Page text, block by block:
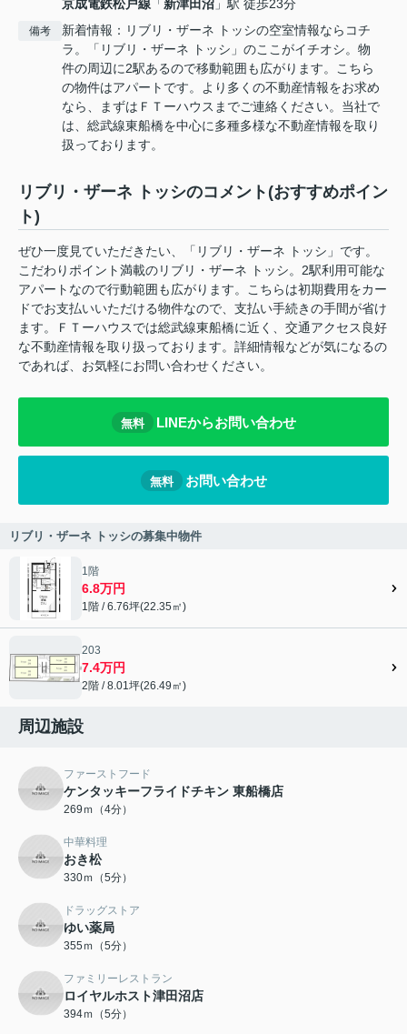
京成電鉄松戸線 「新津田沼 」駅 徒歩23分
備考
新着情報：リブリ・ザーネ トッシの空室情報ならコチ
ラ。「リブリ・ザーネ トッシ」のここがイチオシ。物
件の周辺に2駅あるので移動範囲も広がります。こちら
の物件はアパートです。より多くの不動産情報をお求め
なら、まずはＦＴーハウスまでご連絡ください。当社で
は、総武線東船橋を中心に多種多様な不動産情報を取り
扱っております。
リブリ・ザーネ トッシのコメント(おすすめポイン
ト)
ぜひ一度見ていただきたい、「リブリ・ザーネ トッシ」です。
こだわりポイント満載のリブリ・ザーネ トッシ。2駅利用可能な
アパートなので行動範囲も広がります。こちらは初期費用をカー
ドでお支払いいただける物件なので、支払い手続きの手間が省け
ます。ＦＴーハウスでは総武線東船橋に近く、交通アクセス良好
な不動産情報を取り扱っております。詳細情報などが気になるの
であれば、お気軽にお問い合わせください。
無料 LINEからお問い合わせ
無料 お問い合わせ
リブリ・ザーネ トッシの募集中物件
1階
6.8万円
1階 / 6.76坪(22.35㎡)
203
7.4万円
2階 / 8.01坪(26.49㎡)
周辺施設
ファーストフード
ケンタッキーフライドチキン 東船橋店
269ｍ（4分）
中華料理
おき松
330ｍ（5分）
ドラッグストア
ゆい薬局
355ｍ（5分）
ファミリーレストラン
ロイヤルホスト津田沼店
394ｍ（5分）